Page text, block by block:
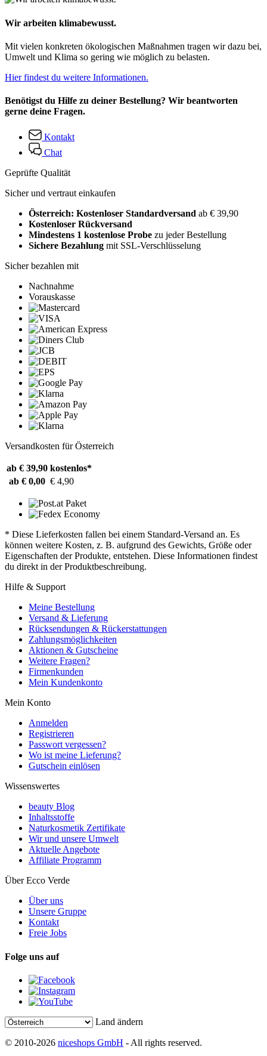
Wir arbeiten klimabewusst.
Mit vielen konkreten ökologischen Maßnahmen tragen wir dazu bei,
Umwelt und Klima so gering wie möglich zu belasten.
Hier findest du weitere Informationen.
Benötigst du Hilfe zu deiner Bestellung? Wir beantworten
gerne deine Fragen.
Kontakt
Chat
Geprüfte Qualität
Sicher und vertraut einkaufen
Österreich: Kostenloser Standardversand ab € 39,90
Kostenloser Rückversand
Mindestens 1 kostenlose Probe zu jeder Bestellung
Sichere Bezahlung mit SSL-Verschlüsselung
Sicher bezahlen mit
Nachnahme
Vorauskasse
Versandkosten für Österreich
ab € 39,90 kostenlos*
ab € 0,00 € 4,90
* Diese Lieferkosten fallen bei einem Standard-Versand an. Es
können weitere Kosten, z. B. aufgrund des Gewichts, Größe oder
Eigenschaften der Produkte, entstehen. Diese Informationen findest
du direkt in der Produktbeschreibung.
Hilfe & Support
Meine Bestellung
Versand & Lieferung
Rücksendungen & Rückerstattungen
Zahlungsmöglichkeiten
Aktionen & Gutscheine
Weitere Fragen?
Firmenkunden
Mein Kundenkonto
Mein Konto
Anmelden
Registrieren
Passwort vergessen?
Wo ist meine Lieferung?
Gutschein einlösen
Wissenswertes
beauty Blog
Inhaltsstoffe
Naturkosmetik Zertifikate
Wir und unsere Umwelt
Aktuelle Angebote
Affiliate Programm
Über Ecco Verde
Über uns
Unsere Gruppe
Kontakt
Freie Jobs
Folge uns auf
Land ändern
© 2010-2026 niceshops GmbH - All rights reserved.